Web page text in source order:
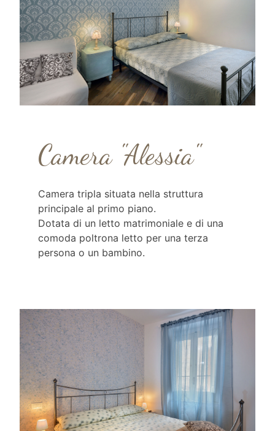
Camera "Alessia"
Camera tripla situata nella struttura
principale al primo piano.
Dotata di un letto matrimoniale e di una
comoda poltrona letto per una terza
persona o un bambino.